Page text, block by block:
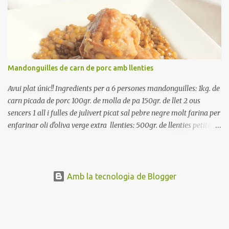
ben escorreguts, en un bol, amb la resta d'ingredients: les tomates,
el pebrot, la ceba, (escorreguda), les olives i la tonyina esmicolada.
Amaniu amb sal i oli... bon profit!!
Mandonguilles de carn de porc amb llenties
Avui plat únic!! Ingredients per a 6 persones mandonguilles: 1kg. de
carn picada de porc 100gr. de molla de pa 150gr. de llet 2 ous
sencers 1 all i fulles de julivert picat sal pebre negre molt farina per
enfarinar oli d'oliva verge extra llenties: 500gr. de llenties petites
entre 40 i 50 minuts. Poseu la carn picada en un bol i barregeu-la
Amb la tecnologia de Blogger